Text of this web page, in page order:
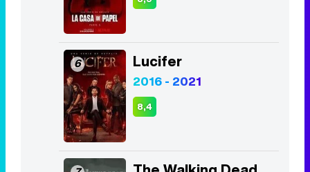
8,4
7 The Walking Dead
2010 - 2022
7,9